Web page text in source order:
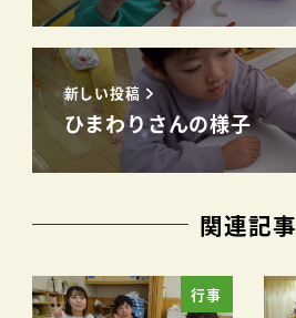
新しい投稿
ひまわりさんの様子
関連記事
行事